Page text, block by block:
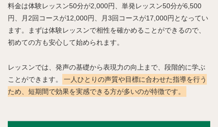
料金は体験レッスン50分が2,000円、単発レッスン50分が6,500
円、月2回コースが12,000円、月3回コースが17,000円となってい
ます。まずは体験レッスンで相性を確かめることができるので、
初めての方も安心して始められます。
レッスンでは、発声の基礎から表現力の向上まで、段階的に学ぶ
ことができます。
一人ひとりの声質や目標に合わせた指導を行う
ため、短期間で効果を実感できる方が多いのが特徴です。